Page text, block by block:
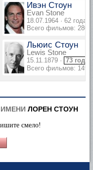
Ивэн Стоун
Evan Stone
18.07.1964 · 62 года
Всего фильмов: 280
Льюис Стоун
Lewis Stone
15.11.1879 · 73 года
Всего фильмов: 149
ЛОРЕН СТОУН
смело!